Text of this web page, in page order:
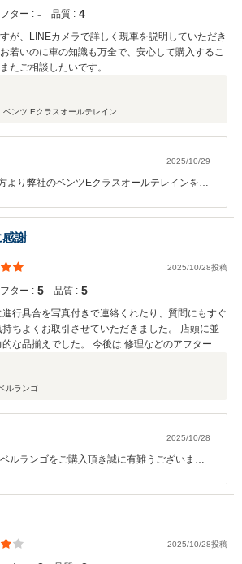
ター : ‐ 品質 : 4
が、LINEカメラで詳しく現車を説明していただき
若いのに車の知識も万全で、安心して購入するこ
たご相談したいです。
ベンツ Eクラスオールテレイン
2025/10/29
より弊社のベンツEクラスオールテレインをご
します。
謝
2025/10/28投稿
ター : 5 品質 : 5
行具合を写真付きで連絡くれたり、質問にもすぐ
ちよくお取引させていただきました。 店頭に並
な品揃えでした。 今後は 修理などのアフターサ
。 ありがとうございました。
ルランゴ
2025/10/28
ルランゴをご購入頂き誠に有難うございま
2025/10/28投稿